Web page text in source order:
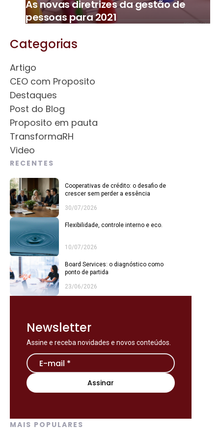
As novas diretrizes da gestão de
pessoas para 2021
Categorias
Artigo
CEO com Proposito
Destaques
Post do Blog
Proposito em pauta
TransformaRH
Video
RECENTES
Cooperativas de crédito: o desafio de
crescer sem perder a essência
30/07/2026
Flexibilidade, controle interno e eco.
10/07/2026
Board Services: o diagnóstico como
ponto de partida
23/06/2026
Newsletter
Assine e receba novidades e novos conteúdos.
MAIS POPULARES